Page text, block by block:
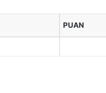
PUAN